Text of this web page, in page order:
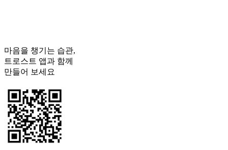
마음을 챙기는 습관,
트로스트 앱과 함께
만들어 보세요